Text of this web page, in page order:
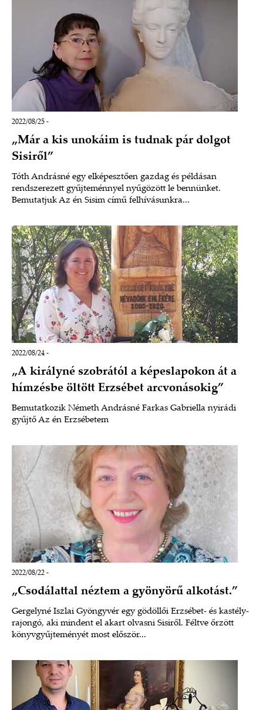
2022/08/25 -
„Már a kis unokáim is tudnak pár dolgot
Sisiről”
Tóth Andrásné egy elképesztően gazdag és példásan
rendszerezett gyűjteménnyel nyűgözött le bennünket.
Bemutatjuk Az én Sisim című felhívásunkra...
2022/08/24 -
„A királyné szobrától a képeslapokon át a
hímzésbe öltött Erzsébet arcvonásokig”
Bemutatkozik Németh Andrásné Farkas Gabriella nyirádi
gyűjtő Az én Erzsébetem
2022/08/22 -
„Csodálattal néztem a gyönyörű alkotást.”
Gergelyné Iszlai Gyöngyvér egy gödöllői Erzsébet- és kastély-
rajongó, aki mindent el akart olvasni Sisiről. Féltve őrzött
könyvgyűjteményét most először...